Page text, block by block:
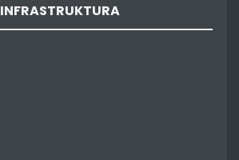
INFRASTRUKTURA